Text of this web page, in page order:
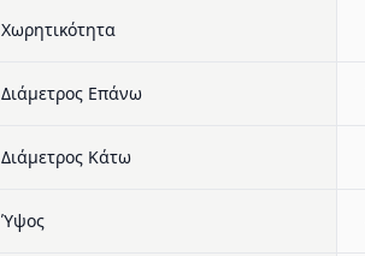
Χωρητικότητα
Διάμετρος Επάνω
Διάμετρος Κάτω
Ύψος